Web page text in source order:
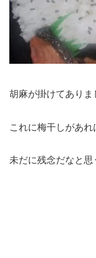
胡麻が掛けてありま
これに梅干しがあ
未だに残念だなと